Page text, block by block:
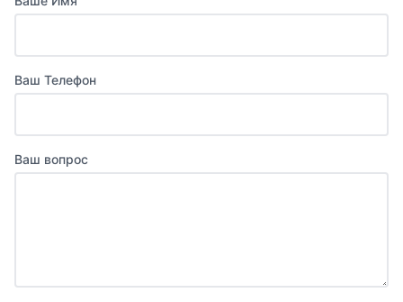
Ваш Телефон
Ваш вопрос